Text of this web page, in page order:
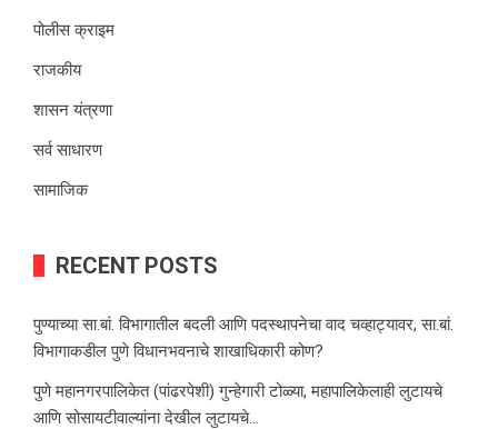
पोलीस क्राइम
राजकीय
शासन यंत्रणा
सर्व साधारण
सामाजिक
RECENT POSTS
पुण्याच्या सा.बां. विभागातील बदली आणि पदस्थापनेचा वाद चव्हाट्यावर, सा.बां.
विभागाकडील पुणे विधानभवनाचे शाखाधिकारी कोण?
पुणे महानगरपालिकेत (पांढरपेशी) गुन्हेगारी टोळ्या, महापालिकेलाही लुटायचे
आणि सोसायटीवाल्यांना देखील लुटायचे…